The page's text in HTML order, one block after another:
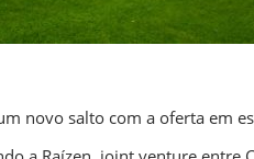
novo salto com a oferta em